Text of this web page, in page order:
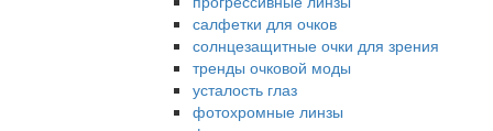
салфетки для очков
солнцезащитные очки для зрения
тренды очковой моды
усталость глаз
фотохромные линзы